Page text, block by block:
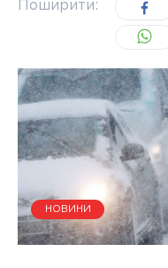
Поширити:
НОВИНИ